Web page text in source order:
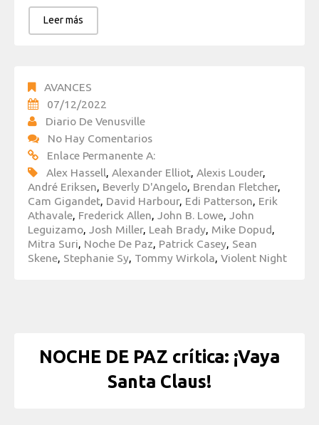
Leer más
AVANCES
07/12/2022
Diario De Venusville
No Hay Comentarios
Enlace Permanente A:
Alex Hassell, Alexander Elliot, Alexis Louder,
André Eriksen, Beverly D'Angelo, Brendan Fletcher,
Cam Gigandet, David Harbour, Edi Patterson, Erik
Athavale, Frederick Allen, John B. Lowe, John
Leguizamo, Josh Miller, Leah Brady, Mike Dopud,
Mitra Suri, Noche De Paz, Patrick Casey, Sean
Skene, Stephanie Sy, Tommy Wirkola, Violent Night
NOCHE DE PAZ crítica: ¡Vaya
Santa Claus!